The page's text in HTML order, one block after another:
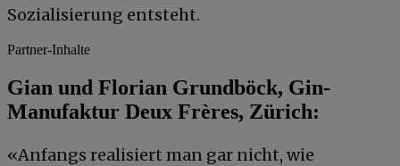
Sozialisierung entsteht.
Partner-Inhalte
Gian und Florian Grundböck, Gin-
Manufaktur Deux Frères, Zürich:
«Anfangs realisiert man gar nicht, wie